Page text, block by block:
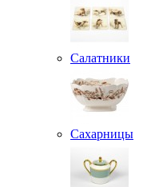
Салатники
Сахарницы